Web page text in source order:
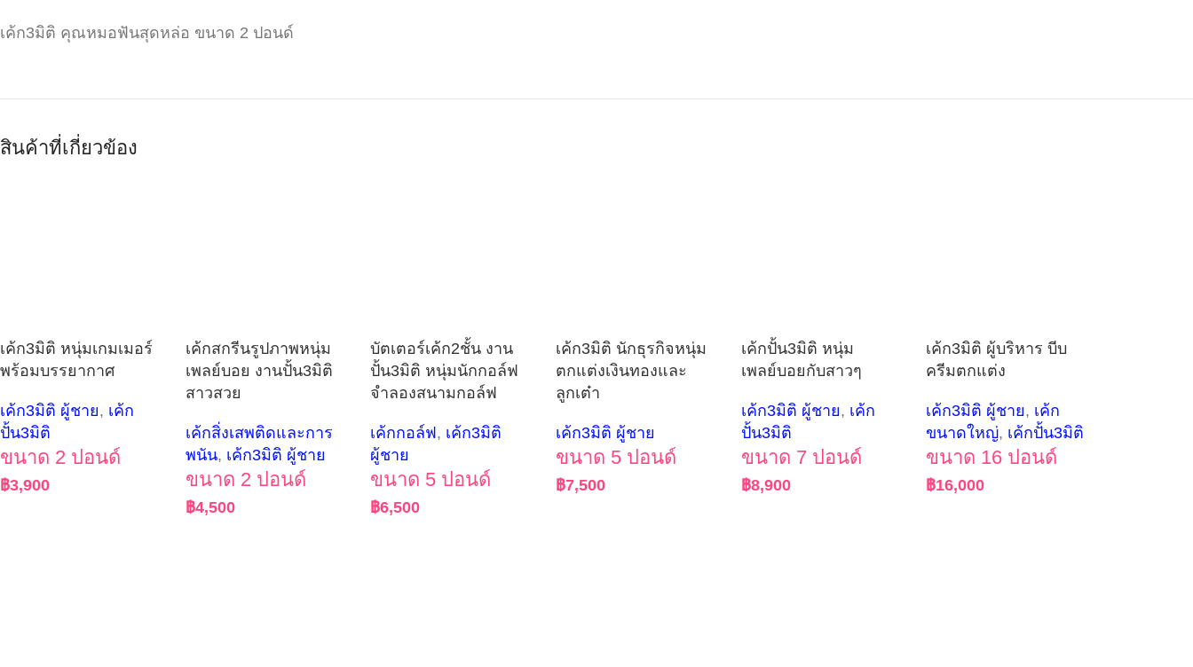
เค้ก3มิติ คุณหมอฟันสุดหล่อ ขนาด 2 ปอนด์
สินค้าที่เกี่ยวข้อง
เค้ก3มิติ หนุ่มเกมเมอร์
พร้อมบรรยากาศ
เค้ก3มิติ ผู้ชาย, เค้ก
ปั้น3มิติ
ขนาด 2 ปอนด์
฿3,900
เค้กสกรีนรูปภาพหนุ่ม
เพลย์บอย งานปั้น3มิติ
สาวสวย
เค้กสิ่งเสพติดและการ
พนัน, เค้ก3มิติ ผู้ชาย
ขนาด 2 ปอนด์
฿4,500
บัตเตอร์เค้ก2ชั้น งาน
ปั้น3มิติ หนุ่มนักกอล์ฟ
จำลองสนามกอล์ฟ
เค้กกอล์ฟ, เค้ก3มิติ
ผู้ชาย
ขนาด 5 ปอนด์
฿6,500
เค้ก3มิติ นักธุรกิจหนุ่ม
ตกแต่งเงินทองและ
ลูกเต๋า
เค้ก3มิติ ผู้ชาย
ขนาด 5 ปอนด์
฿7,500
เค้กปั้น3มิติ หนุ่ม
เพลย์บอยกับสาวๆ
เค้ก3มิติ ผู้ชาย, เค้ก
ปั้น3มิติ
ขนาด 7 ปอนด์
฿8,900
เค้ก3มิติ ผู้บริหาร บีบ
ครีมตกแต่ง
เค้ก3มิติ ผู้ชาย, เค้ก
ขนาดใหญ่, เค้กปั้น3มิติ
ขนาด 16 ปอนด์
฿16,000